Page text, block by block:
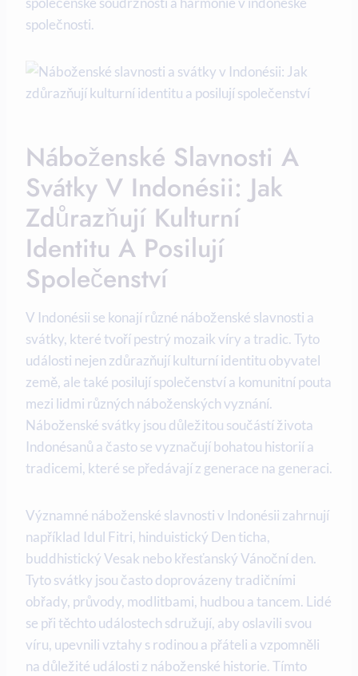
společnosti.
Náboženské Slavnosti A
Svátky V Indonésii: Jak
Zdůrazňují Kulturní
Identitu A Posilují
Společenství
V Indonésii se konají různé náboženské slavnosti a
svátky, které tvoří pestrý mozaik víry a tradic. Tyto
události nejen zdůrazňují kulturní identitu obyvatel
země, ale také posilují společenství a komunitní pouta
mezi lidmi různých náboženských vyznání.
Náboženské svátky jsou důležitou součástí života
Indonésanů a často se vyznačují bohatou historií a
tradicemi, které se předávají z generace na generaci.
Významné náboženské slavnosti v Indonésii zahrnují
například Idul Fitri, hinduistický Den ticha,
buddhistický Vesak nebo křesťanský Vánoční den.
Tyto svátky jsou často doprovázeny tradičními
obřady, průvody, modlitbami, hudbou a tancem. Lidé
se při těchto událostech sdružují, aby oslavili svou
víru, upevnili vztahy s rodinou a přáteli a vzpomněli
na důležité události z náboženské historie. Tímto